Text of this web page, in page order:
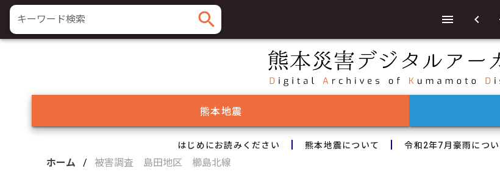
キーワード検索 search chevron_left
熊本地震
はじめにお読みください 熊本地震について 令和2年7月豪雨につい
ホーム / 被害調査 島田地区 櫛島北線